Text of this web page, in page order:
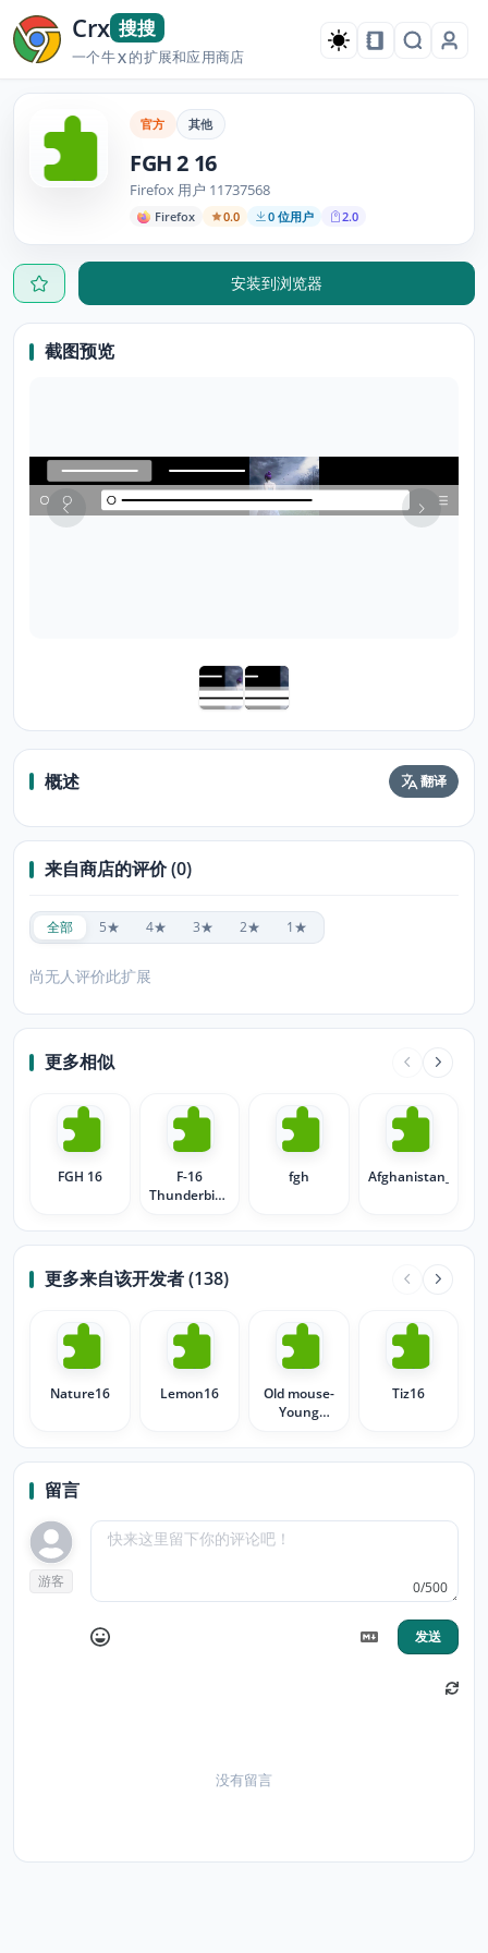
Crx 搜搜
一个牛X的扩展和应用商店
官方 其他
FGH 2 16
Firefox 用户 11737568
Firefox 0.0 0 位用户 2.0
安装到浏览器
截图预览
概述 翻译
来自商店的评价 (0)
全部 5★ 4★ 3★ 2★ 1★
尚无人评价此扩展
更多相似
FGH 16
F-16
Thunderbirds
fgh Afghanistan_Flag
更多来自该开发者 (138)
Nature16 Lemon16
Old mouse-
Young
Tiz16
留言
游客 0/500
发送
没有留言